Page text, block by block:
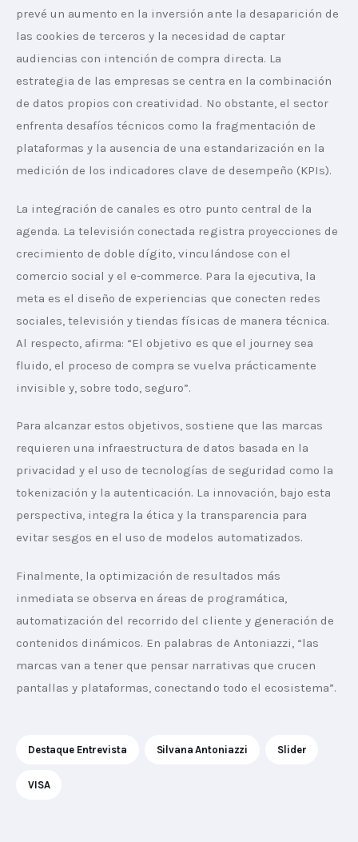
prevé un aumento en la inversión ante la desaparición de
las cookies de terceros y la necesidad de captar
audiencias con intención de compra directa. La
estrategia de las empresas se centra en la combinación
de datos propios con creatividad. No obstante, el sector
enfrenta desafíos técnicos como la fragmentación de
plataformas y la ausencia de una estandarización en la
medición de los indicadores clave de desempeño (KPIs).
La integración de canales es otro punto central de la
agenda. La televisión conectada registra proyecciones de
crecimiento de doble dígito, vinculándose con el
comercio social y el e-commerce. Para la ejecutiva, la
meta es el diseño de experiencias que conecten redes
sociales, televisión y tiendas físicas de manera técnica.
Al respecto, afirma: “El objetivo es que el journey sea
fluido, el proceso de compra se vuelva prácticamente
invisible y, sobre todo, seguro”.
Para alcanzar estos objetivos, sostiene que las marcas
requieren una infraestructura de datos basada en la
privacidad y el uso de tecnologías de seguridad como la
tokenización y la autenticación. La innovación, bajo esta
perspectiva, integra la ética y la transparencia para
evitar sesgos en el uso de modelos automatizados.
Finalmente, la optimización de resultados más
inmediata se observa en áreas de programática,
automatización del recorrido del cliente y generación de
contenidos dinámicos. En palabras de Antoniazzi, “las
marcas van a tener que pensar narrativas que crucen
pantallas y plataformas, conectando todo el ecosistema”.
Destaque Entrevista Silvana Antoniazzi Slider
VISA